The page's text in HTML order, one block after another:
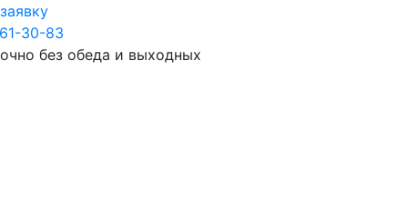
30-83
без обеда и выходных